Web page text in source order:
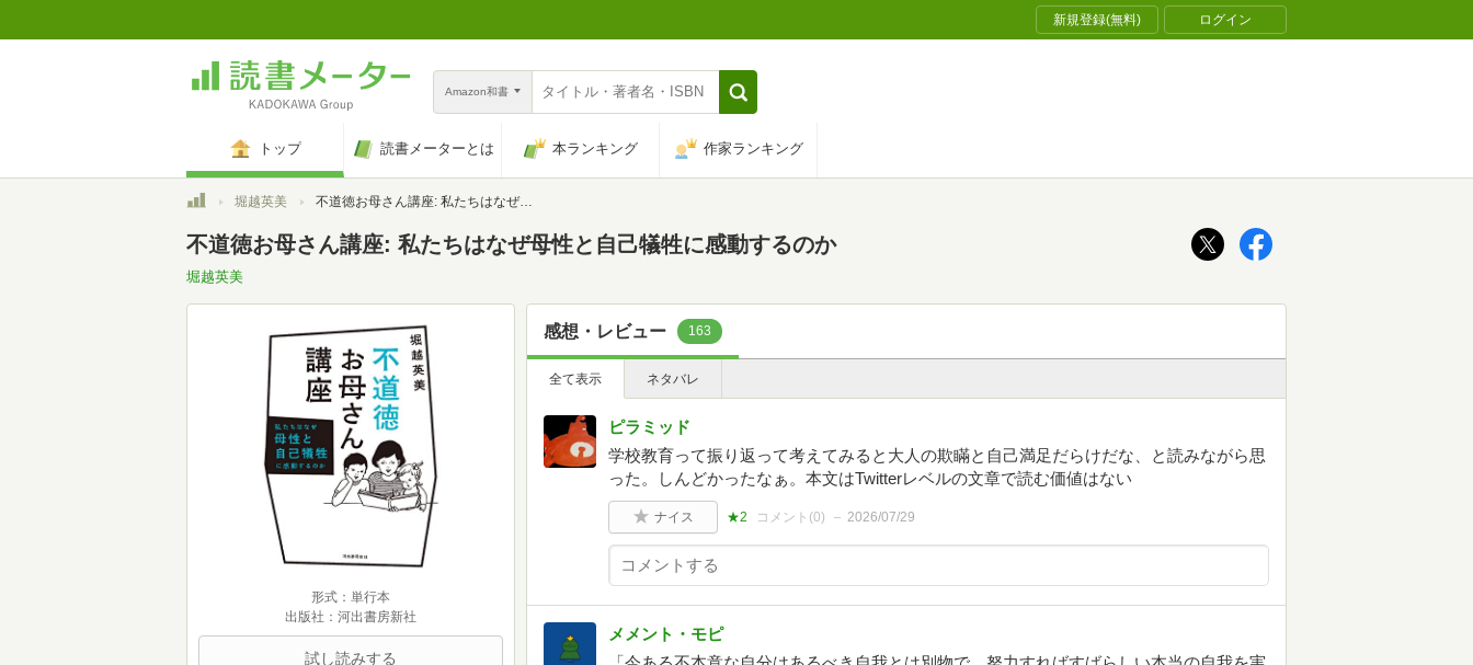
新規登録(無料) ログイン
Amazon和書
トップ 読書メーターとは 本ランキング 作家ランキング
トップ堀越英美 不道徳お母さん講座: 私たちはなぜ母性と自己犠牲に感動するのか
不道徳お母さん講座: 私たちはなぜ母性と自己犠牲に感動するのか
堀越英美
形式：単行本
出版社：河出書房新社
試し読みする
感想・レビュー 163
全て表示 ネタバレ
ピラミッド
学校教育って振り返って考えてみると大人の欺瞞と自己満足だらけだな、と読みながら思
った。しんどかったなぁ。本文はTwitterレベルの文章で読む価値はない
ナイス ★2 コメント(0) 2026/07/29
メメント・モピ